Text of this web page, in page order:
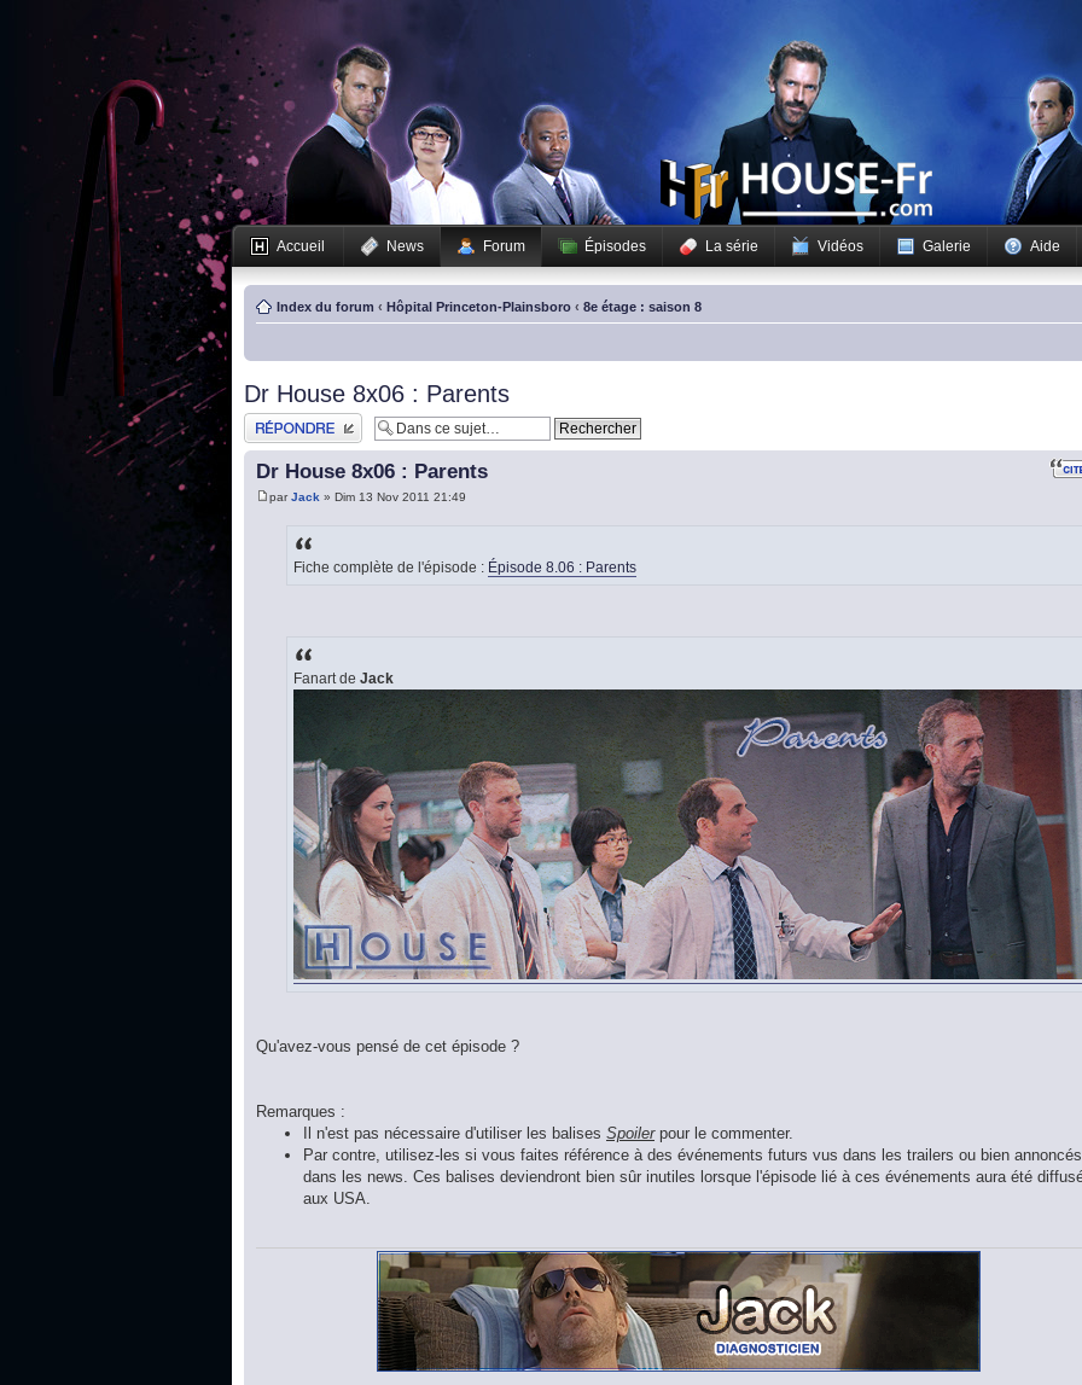
Accueil News Forum Épisodes La série Vidéos Galerie Aide
Index du forum ‹ Hôpital Princeton-Plainsboro ‹ 8e étage : saison 8
Dr House 8x06 : Parents
Publier une réponse
Dr House 8x06 : Parents
parJack » Dim 13 Nov 2011 21:49
Fiche complète de l'épisode : Épisode 8.06 : Parents
Fanart de Jack
Qu'avez-vous pensé de cet épisode ?
Remarques :
Il n'est pas nécessaire d'utiliser les balises Spoilerpour le commenter.
Par contre, utilisez-les si vous faites référence à des événements futurs vus dans les trailers ou bien annoncés
dans les news. Ces balises deviendront bien sûr inutiles lorsque l'épisode lié à ces événements aura été
aux USA.